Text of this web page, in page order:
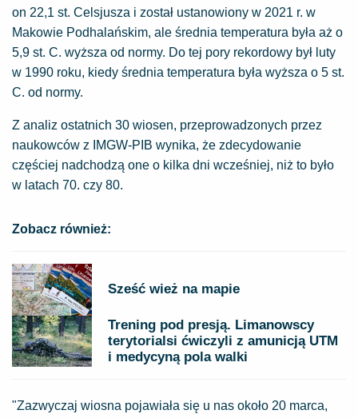
on 22,1 st. Celsjusza i został ustanowiony w 2021 r. w
Makowie Podhalańskim, ale średnia temperatura była aż o
5,9 st. C. wyższa od normy. Do tej pory rekordowy był luty
w 1990 roku, kiedy średnia temperatura była wyższa o 5 st.
C. od normy.
Z analiz ostatnich 30 wiosen, przeprowadzonych przez
naukowców z IMGW-PIB wynika, że zdecydowanie
częściej nadchodzą one o kilka dni wcześniej, niż to było
w latach 70. czy 80.
Zobacz również:
Sześć wież na mapie
Trening pod presją. Limanowscy
terytorialsi ćwiczyli z amunicją UTM
i medycyną pola walki
"Zazwyczaj wiosna pojawiała się u nas około 20 marca,